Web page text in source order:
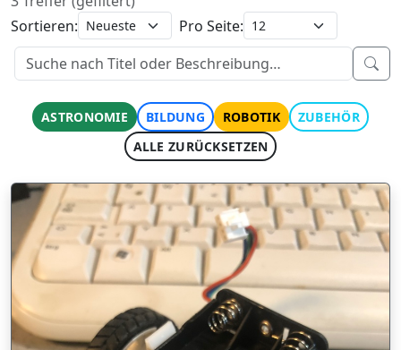
Sortieren:
Pro Seite:
ASTRONOMIE BILDUNG ROBOTIK
ZUBEHÖR
ALLE ZURÜCKSETZEN